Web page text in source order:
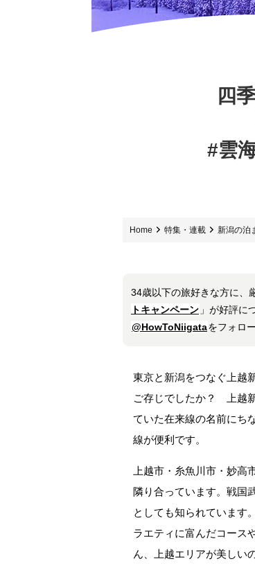
四
#雲
Home 特集・連載 新潟の泊
34歳以下の旅好きな方に、
トキャンペーン 」が好評に
@HowToNiigataをフォロ
東京と新潟をつなぐ上越
ご存じでしたか？ 上越
ていた在来線の名前にち
線が便利です。
上越市・糸魚川市・妙高
隣り合っています。戦国
としても知られています
ラエティに富んだコース
ん、上越エリアが美しい